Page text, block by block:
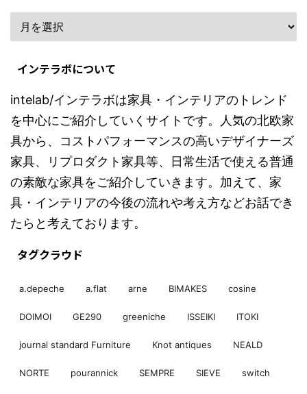
インテラボについて
intelab/インテラボは家具・インテリアのトレンド
を中心にご紹介していくサイトです。人気の北欧家
具から、コストパフォーマンスの高いデザイナーズ
家具、リプロダクト家具等、日常生活で使える普通
の素敵な家具をご紹介していきます。加えて、家
具・インテリアの今後の流れや考え方などお話でき
たらと考えております。
タグクラウド
a.depeche a.flat arne BIMAKES cosine
DOIMOI GE290 greeniche ISSEIKI ITOKI
journal standard Furniture Knot antiques NEALD
NORTE pourannick SEMPRE SIEVE switch